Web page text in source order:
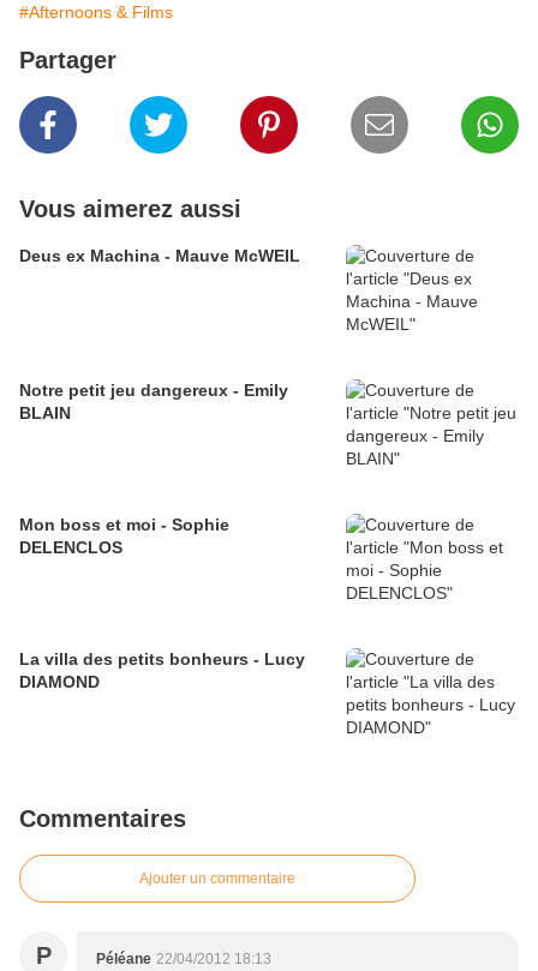
#Afternoons & Films
Partager
Vous aimerez aussi
Deus ex Machina - Mauve McWEIL
Notre petit jeu dangereux - Emily
BLAIN
Mon boss et moi - Sophie
DELENCLOS
La villa des petits bonheurs - Lucy
DIAMOND
Commentaires
Ajouter un commentaire
P Péléane 22/04/2012 18:13